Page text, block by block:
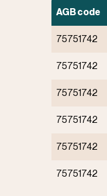
AGB code
75751742
75751742
75751742
75751742
75751742
75751742